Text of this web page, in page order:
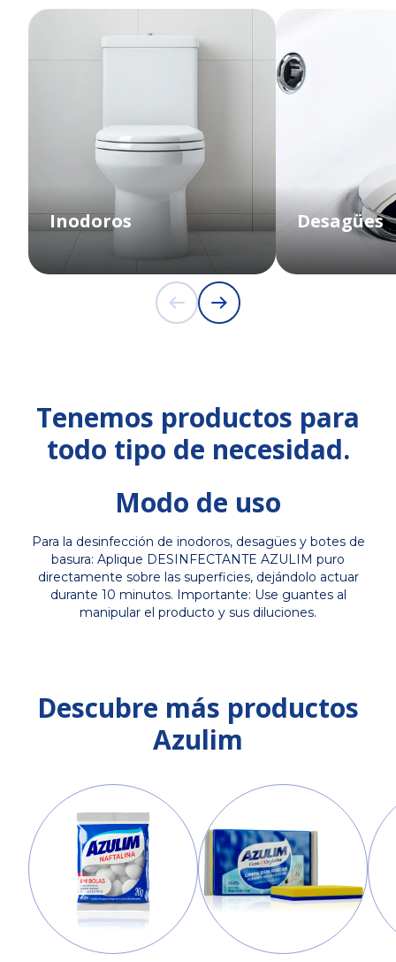
Inodoros Desagües
Tenemos productos para
todo tipo de necesidad.
Modo de uso
Para la desinfección de inodoros, desagües y botes de
basura: Aplique DESINFECTANTE AZULIM puro
directamente sobre las superficies, dejándolo actuar
durante 10 minutos. Importante: Use guantes al
manipular el producto y sus diluciones.
Descubre más productos
Azulim